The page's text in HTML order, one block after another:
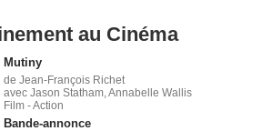
au Cinéma
Mutiny
de Jean-François Richet
avec Jason Statham, Annabelle Wallis
Film - Action
Bande-annonce